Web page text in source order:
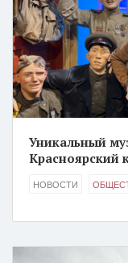
Уникальный
Красноярский
НОВОСТИ